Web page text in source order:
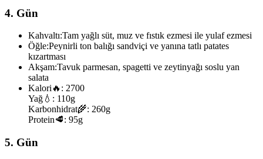
4. Gün
Kahvaltı:Tam yağlı süt, muz ve fıstık ezmesi ile yulaf ezmesi
Öğle:Peynirli ton balığı sandviçi ve yanına tatlı patates
kızartması
Akşam:Tavuk parmesan, spagetti ve zeytinyağı soslu yan
salata
Kalori 🔥: 2700
Yağ 💧: 110g
Karbonhidrat🌾: 260g
Protein🥩: 95g
5. Gün